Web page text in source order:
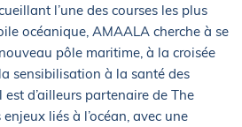
l’une des courses les plus
océanique, AMAALA cherche à se
pôle maritime, à la croisée
sensibilisation à la santé des
est d’ailleurs partenaire de The
liés à l’océan, avec une